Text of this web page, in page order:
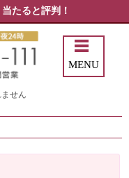
たると評判！
MENU
せん